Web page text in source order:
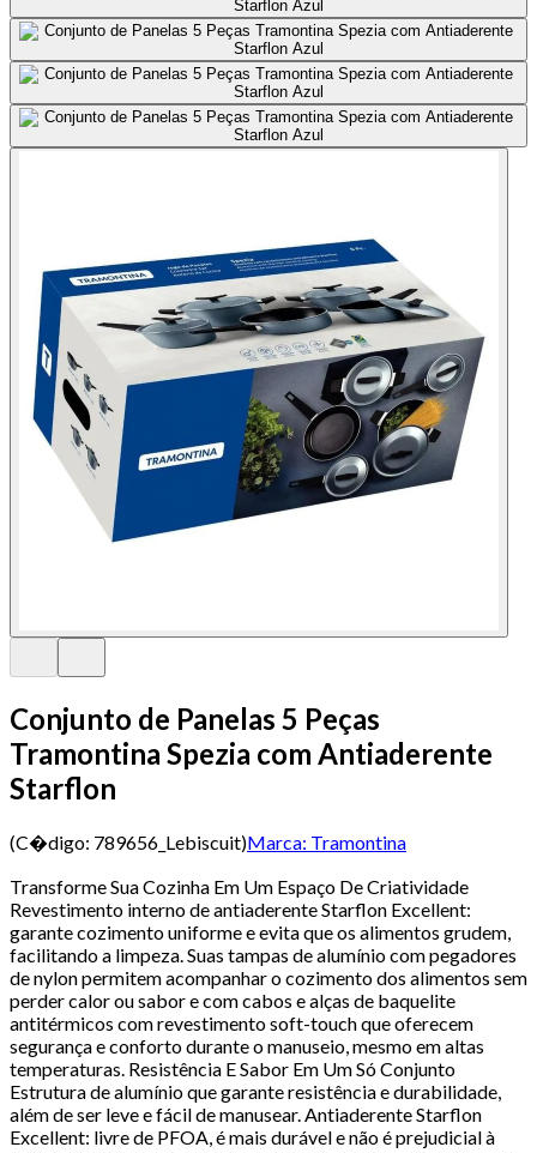
Conjunto de Panelas 5 Peças
Tramontina Spezia com Antiaderente
Starflon
(C�digo: 789656_Lebiscuit)Marca: Tramontina
Transforme Sua Cozinha Em Um Espaço De Criatividade
Revestimento interno de antiaderente Starflon Excellent:
garante cozimento uniforme e evita que os alimentos grudem,
facilitando a limpeza. Suas tampas de alumínio com pegadores
de nylon permitem acompanhar o cozimento dos alimentos sem
perder calor ou sabor e com cabos e alças de baquelite
antitérmicos com revestimento soft-touch que oferecem
segurança e conforto durante o manuseio, mesmo em altas
temperaturas. Resistência E Sabor Em Um Só Conjunto
Estrutura de alumínio que garante resistência e durabilidade,
além de ser leve e fácil de manusear. Antiaderente Starflon
Excellent: livre de PFOA, é mais durável e não é prejudicial à